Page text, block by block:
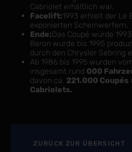
Cabriolet erhältlich war.
Facelift:1993 erhielt der Le
exponierten Scheinwerfern.
Ende:Das Coupé wurde
Baron wurde bis 1995
durch den Chrysler Sebring
Ab 1986 bis 1995 wurden
insgesamt rund 000
davon ca. 221.000 Coupés
Cabriolets.
ZURÜCK ZUR ÜBERSICHT